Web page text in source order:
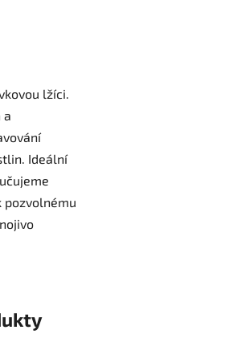
lžíci.
a
Ideální
pozvolnému